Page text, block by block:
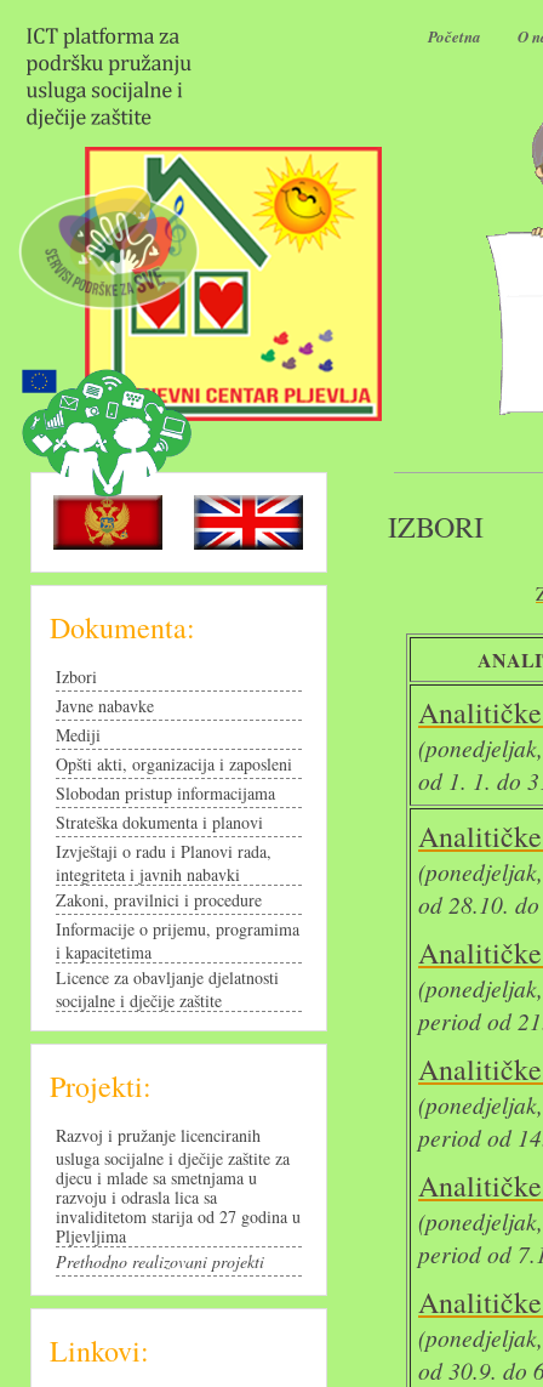
Početna O
IZBORI
od 1. 1. do
od 28.10.
period od
period od
period od
od 30.9. do
Dokumenta:
Izbori
Javne nabavke
Mediji
Opšti akti, organizacija i zaposleni
Slobodan pristup informacijama
Strateška dokumenta i planovi
Izvještaji o radu i Planovi rada,
integriteta i javnih nabavki
Zakoni, pravilnici i procedure
Informacije o prijemu, programima
i kapacitetima
Licence za obavljanje djelatnosti
socijalne i dječije zaštite
Projekti:
Razvoj i pružanje licenciranih
usluga socijalne i dječije zaštite za
djecu i mlade sa smetnjama u
razvoju i odrasla lica sa
invaliditetom starija od 27 godina u
Pljevljima
Prethodno realizovani projekti
Linkovi: